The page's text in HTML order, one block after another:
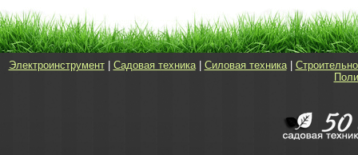
Электроинструмент| Садовая техника| Силовая техника|